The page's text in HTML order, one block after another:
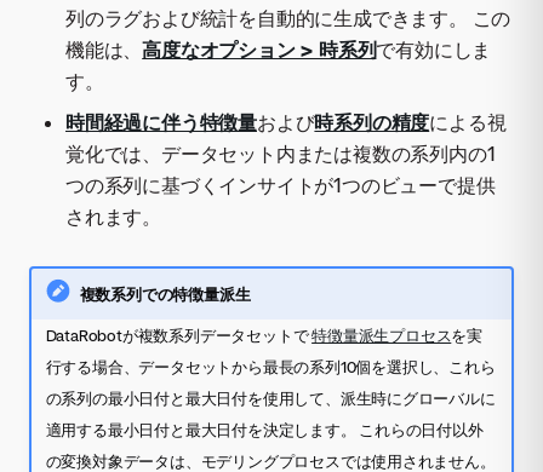
列のラグおよび統計を自動的に生成できます。 この
機能は、高度なオプション > 時系列で有効にしま
す。
時間経過に伴う特徴量および時系列の精度による視
覚化では、データセット内または複数の系列内の1
つの系列に基づくインサイトが1つのビューで提供
されます。
複数系列での特徴量派生
DataRobotが複数系列データセットで特徴量派生プロセスを実
行する場合、データセットから最長の系列10個を選択し、これら
の系列の最小日付と最大日付を使用して、派生時にグローバルに
適用する最小日付と最大日付を決定します。 これらの日付以外
の変換対象データは、モデリングプロセスでは使用されません。